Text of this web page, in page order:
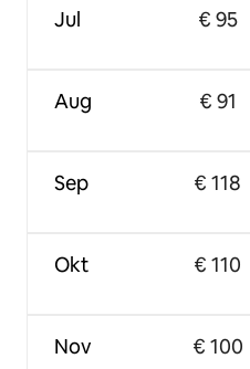
Jul
Aug
Sep
Okt
Nov
€ 95
€ 91
€ 118
€ 110
€ 100